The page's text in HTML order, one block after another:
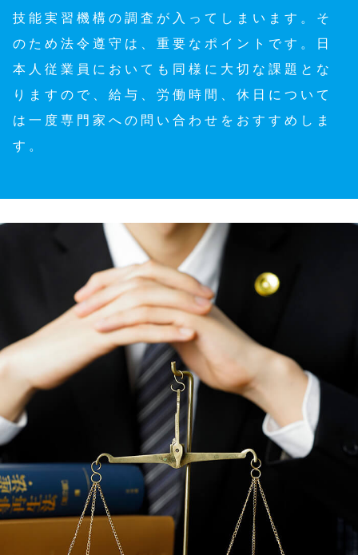
技能実習機構の調査が入ってしまいます。そ
のため法令遵守は、重要なポイントです。日
本人従業員においても同様に大切な課題とな
りますので、給与、労働時間、休日について
は一度専門家への問い合わせをおすすめしま
す。